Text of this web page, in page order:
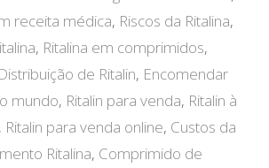
receita médica, Riscos da Ritalina,
, Ritalina em comprimidos,
Distribuição de Ritalin, Encomendar
mundo, Ritalin para venda, Ritalin à
, Ritalin para venda online, Custos da
Ritalina, Comprimido de